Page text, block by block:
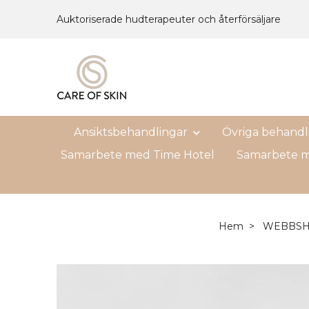
Auktoriserade hudterapeuter och återförsäljare
Ansiktsbehandlingar
Övriga
Samarbete med Time Hotel
Samarbete
Hem